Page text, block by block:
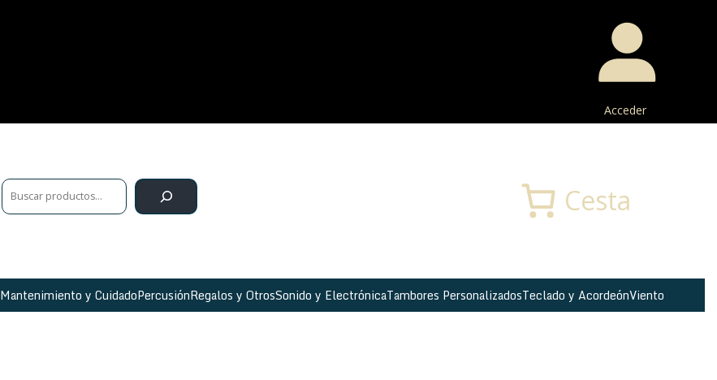
Acceder
Cesta
Mantenimiento y CuidadoPercusiónRegalos y OtrosSonido y ElectrónicaTambores PersonalizadosTeclado y AcordeónViento